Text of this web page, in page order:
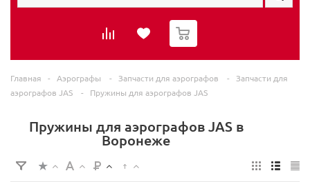
0
Главная - Аэрографы - Запчасти для аэрографов -
Запчасти для
аэрографов JAS
- Пружины для аэрографов JAS
Пружины для аэрографов JAS в
Воронеже